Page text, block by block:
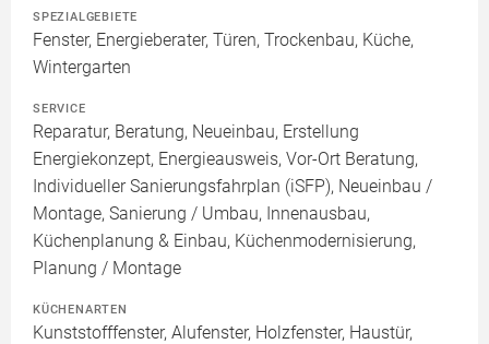
SPEZIALGEBIETE
Fenster, Energieberater, Türen, Trockenbau, Küche,
Wintergarten
SERVICE
Reparatur, Beratung, Neueinbau, Erstellung
Energiekonzept, Energieausweis, Vor-Ort Beratung,
Individueller Sanierungsfahrplan (iSFP), Neueinbau /
Montage, Sanierung / Umbau, Innenausbau,
Küchenplanung & Einbau, Küchenmodernisierung,
Planung / Montage
KÜCHENARTEN
Kunststofffenster, Alufenster, Holzfenster, Haustür,